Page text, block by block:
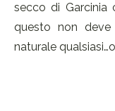
secco di Garcinia
questo non deve
naturale